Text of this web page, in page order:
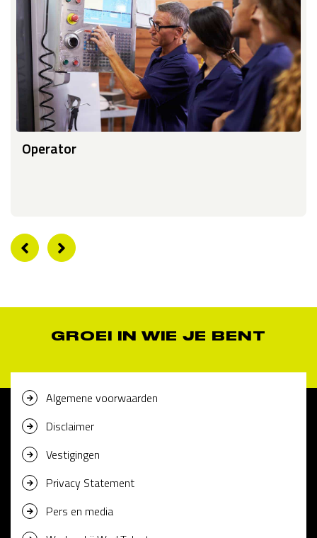
Operator
GROEI IN WIE JE BENT
Algemene voorwaarden
Disclaimer
Vestigingen
Privacy Statement
Pers en media